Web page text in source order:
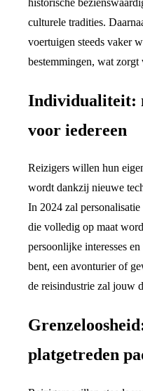
culturele tradities.
voertuigen steeds vaker
bestemmingen, wat
Individualiteit:
voor iedereen
Reizigers willen hun
wordt dankzij nieuwe
In 2024 zal
die volledig op maat
persoonlijke interesses
bent, een avonturier of
de reisindustrie zal jouw
platgetreden